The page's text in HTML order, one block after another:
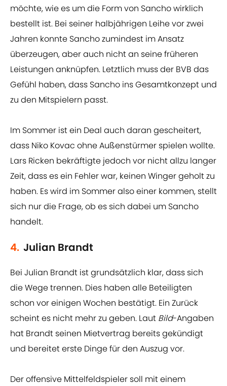
möchte, wie es um die Form von Sancho wirklich
bestellt ist. Bei seiner halbjährigen Leihe vor zwei
Jahren konnte Sancho zumindest im Ansatz
überzeugen, aber auch nicht an seine früheren
Leistungen anknüpfen. Letztlich muss der BVB das
Gefühl haben, dass Sancho ins Gesamtkonzept und
zu den Mitspielern passt.
Im Sommer ist ein Deal auch daran gescheitert,
dass Niko Kovac ohne Außenstürmer spielen wollte.
Lars Ricken bekräftigte jedoch vor nicht allzu langer
Zeit, dass es ein Fehler war, keinen Winger geholt zu
haben. Es wird im Sommer also einer kommen, stellt
sich nur die Frage, ob es sich dabei um Sancho
handelt.
4. Julian Brandt
Bei Julian Brandt ist grundsätzlich klar, dass sich
die Wege trennen. Dies haben alle Beteiligten
schon vor einigen Wochen bestätigt. Ein Zurück
scheint es nicht mehr zu geben. Laut Bild-Angaben
hat Brandt seinen Mietvertrag bereits gekündigt
und bereitet erste Dinge für den Auszug vor.
Der offensive Mittelfeldspieler soll mit einem